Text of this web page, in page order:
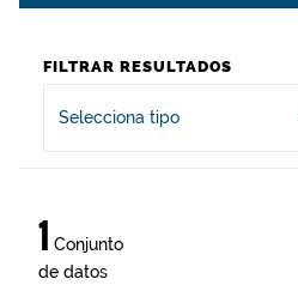
FILTRAR RESULTADOS
Selecciona tipo
1 Conjunto
de datos